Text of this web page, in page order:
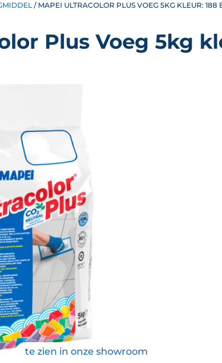
/ MAPEI ULTRACOLOR PLUS VOEG 5KG KLEUR: 188
Plus Voeg 5kg
te zien in onze showroom